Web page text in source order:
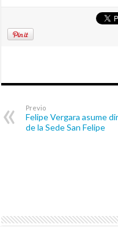
Previo
Felipe Vergara asume
de la Sede San Felipe